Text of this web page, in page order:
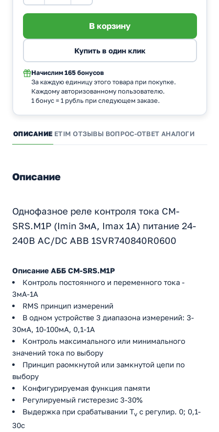
Начислим 165 бонусов
За каждую единицу этого товара при покупке.
Каждому авторизованному пользователю.
1 бонус = 1 рубль при следующем заказе.
ОПИСАНИЕ ETIM ОТЗЫВЫ ВОПРОС-ОТВЕТ АНАЛОГИ
Описание
Однофазное реле контроля тока CM-
SRS.M1P (Imin 3мА, Imax 1A) питание 24-
240В AC/DC ABB 1SVR740840R0600
Описание АББ CM-SRS.M1P
Контроль постоянного и переменного тока -
3мА-1А
RMS принцип измерений
В одном устройстве 3 диапазона измерений: 3-
30мА, 10-100мA, 0,1-1A
Контроль максимального или минимального
значений тока по выбору
Принцип раомкнутой или замкнутой цепи по
выбору
Конфигурируемая функция памяти
Регулируемый гистерезис 3-30%
Выдержка при срабатывании Tv с регулир. 0; 0,1-
30с